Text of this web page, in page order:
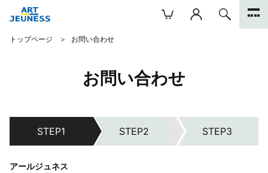
トップページ お問い合わせ
お問い合わせ
アールジュネス